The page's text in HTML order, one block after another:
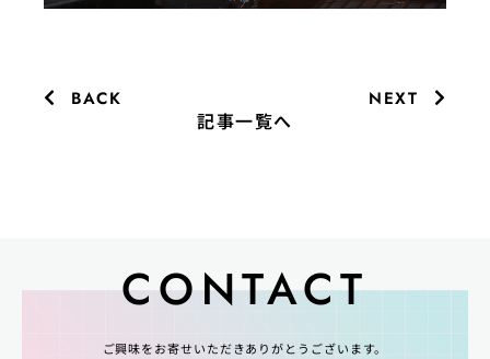
BACK NEXT
記事一覧へ
CONTACT
ご興味をお寄せいただきありがとうございます。